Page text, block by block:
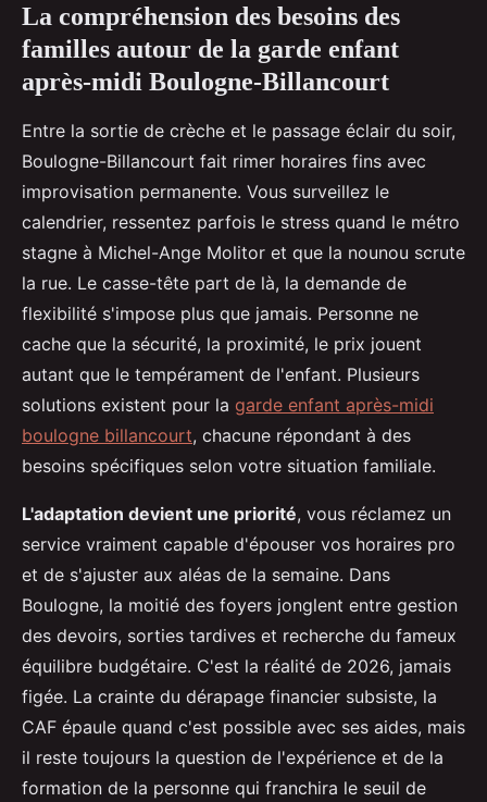
La compréhension des besoins des
familles autour de la garde enfant
après-midi Boulogne-Billancourt
Entre la sortie de crèche et le passage éclair du soir,
Boulogne-Billancourt fait rimer horaires fins avec
improvisation permanente. Vous surveillez le
calendrier, ressentez parfois le stress quand le métro
stagne à Michel-Ange Molitor et que la nounou scrute
la rue. Le casse-tête part de là, la demande de
flexibilité s'impose plus que jamais. Personne ne
cache que la sécurité, la proximité, le prix jouent
autant que le tempérament de l'enfant. Plusieurs
solutions existent pour la garde enfant après-midi
boulogne billancourt, chacune répondant à des
besoins spécifiques selon votre situation familiale.
L'adaptation devient une priorité, vous réclamez un
service vraiment capable d'épouser vos horaires pro
et de s'ajuster aux aléas de la semaine. Dans
Boulogne, la moitié des foyers jonglent entre gestion
des devoirs, sorties tardives et recherche du fameux
équilibre budgétaire. C'est la réalité de 2026, jamais
figée. La crainte du dérapage financier subsiste, la
CAF épaule quand c'est possible avec ses aides, mais
il reste toujours la question de l'expérience et de la
formation de la personne qui franchira le seuil de